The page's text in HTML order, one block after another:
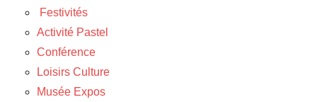
Festivités
Activité Pastel
Conférence
Loisirs Culture
Musée Expos